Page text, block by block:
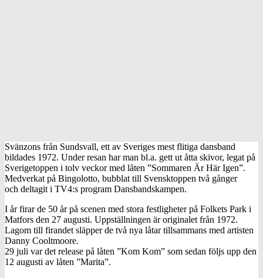
Svänzons från Sundsvall, ett av Sveriges mest flitiga dansband
bildades 1972. Under resan har man bl.a. gett ut åtta skivor, legat på
Sverigetoppen i tolv veckor med låten ”Sommaren Är Här Igen”.
Medverkat på Bingolotto, bubblat till Svensktoppen två gånger
och deltagit i TV4:s program Dansbandskampen.
I år firar de 50 år på scenen med stora festligheter på Folkets Park i
Matfors den 27 augusti. Uppställningen är originalet från 1972.
Lagom till firandet släpper de två nya låtar tillsammans med artisten
Danny Cooltmoore.
29 juli var det release på låten ”Kom Kom” som sedan följs upp den
12 augusti av låten ”Marita”.